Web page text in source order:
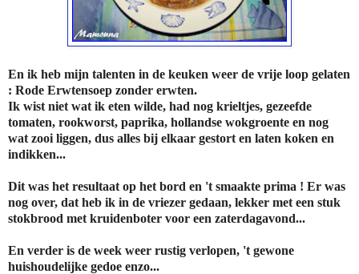
En ik heb mijn talenten in de keuken weer de vrije loop gelaten
: Rode Erwtensoep zonder erwten.
Ik wist niet wat ik eten wilde, had nog krieltjes, gezeefde
tomaten, rookworst, paprika, hollandse wokgroente en nog
wat zooi liggen, dus alles bij elkaar gestort en laten koken en
indikken...
Dit was het resultaat op het bord en 't smaakte prima ! Er was
nog over, dat heb ik in de vriezer gedaan, lekker met een stuk
stokbrood met kruidenboter voor een zaterdagavond...
En verder is de week weer rustig verlopen, 't gewone
huishoudelijke gedoe enzo...